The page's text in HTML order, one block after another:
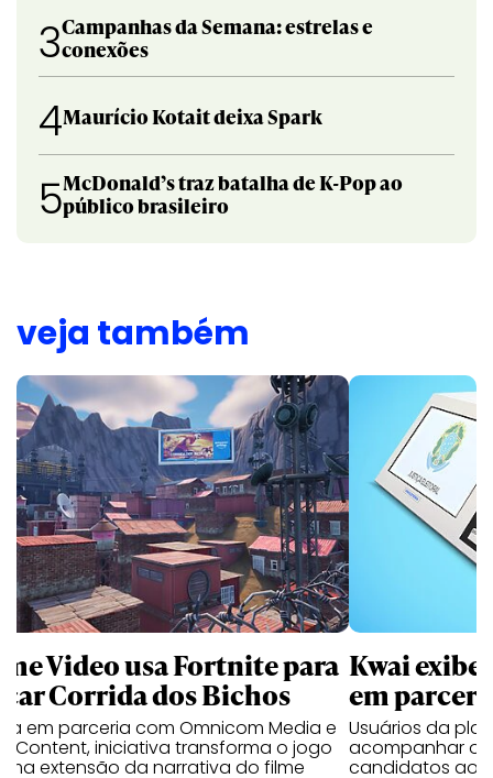
3Campanhas da Semana: estrelas e
conexões
4Maurício Kotait deixa Spark
5McDonald’s traz batalha de K-Pop ao
público brasileiro
veja também
Video usa Fortnite para
Corrida dos Bichos
em parceria com Omnicom Media e
Content, iniciativa transforma o jogo
extensão da narrativa do filme
Kwai
em
Usuários da
acompanhar
candidatos aos